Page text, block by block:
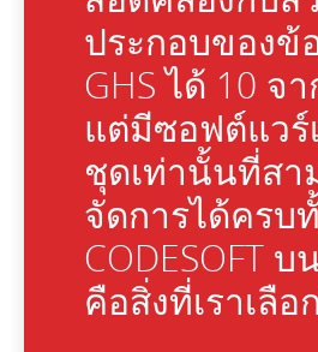
ประกอบของข้
GHS ได้ 10 จ
แต่มีซอฟต์แวร์
ชุดเท่านั้นที่สา
จัดการได้ครบ
CODESOFT
คือสิ่งที่เราเลือ